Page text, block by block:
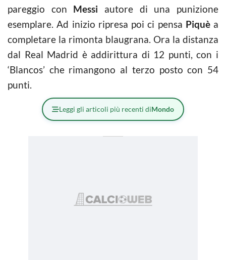
pareggio con Messi autore di una punizione
esemplare. Ad inizio ripresa poi ci pensa Piquèa
completare la rimonta blaugrana. Ora la distanza
dal Real Madrid è addirittura di 12 punti, con i
‘Blancos’ che rimangono al terzo posto con 54
punti.
Leggi gli articoli più recenti diMondo